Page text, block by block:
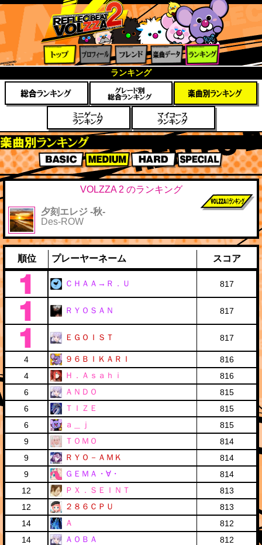
ィール
フレン
ド
楽曲デ
ータ
ング
ランキング
楽曲別スコアランキング
BASIC MEDIUM HARD SPECIAL
VOLZZA 2 のランキング
夕刻エレジ -秋-
Des-ROW
順位 プレーヤーネーム スコア
ＣＨＡＡ→Ｒ．Ｕ 817
ＲＹＯＳＡＮ 817
ＥＧＯＩＳＴ 817
4 ９６ＢＩＫＡＲＩ
816
4
Ｈ．Ａｓａｈｉ
816
6
ＡＮＤＯ
815
6
ＴＩＺＥ
815
6
ａ＿ｊ
815
9
ＴＯＭＯ
814
9
ＲＹＯ－ＡＭＫ
814
9
ＧＥＭＡ・∀・
814
12
ＰＸ．ＳＥＩＮＴ
813
12
２８６ＣＰＵ
813
14
Ａ
812
14
ＡＯＢＡ
812